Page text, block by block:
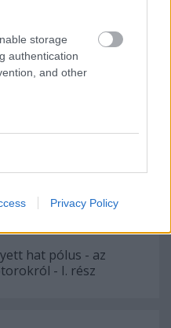
storage
authentication
and other
Privacy Policy
jármű a
hat pólus - az
- I. rész